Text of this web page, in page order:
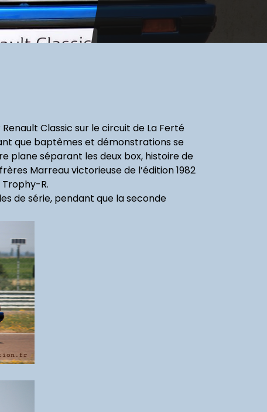
Classic sur le circuit de La Ferté
que baptêmes et démonstrations se
plane séparant les deux box, histoire de
Marreau victorieuse de l’édition 1982
R.
de série, pendant que la seconde